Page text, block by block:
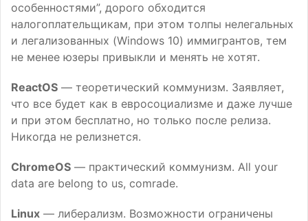
особенностями”, дорого обходится
налогоплательщикам, при этом толпы нелегальных
и легализованных (Windows 10) иммигрантов, тем
не менее юзеры привыкли и менять не хотят.
ReactOS — теоретический коммунизм. Заявляет,
что все будет как в евросоциализме и даже лучше
и при этом бесплатно, но только после релиза.
Никогда не релизнется.
ChromeOS — практический коммунизм. All your
data are belong to us, comrade.
Linux — либерализм. Возможности ограничены